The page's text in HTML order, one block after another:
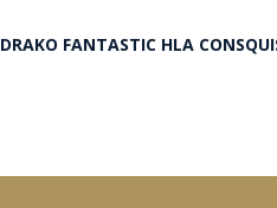
DRAKO FANTASTIC HLA